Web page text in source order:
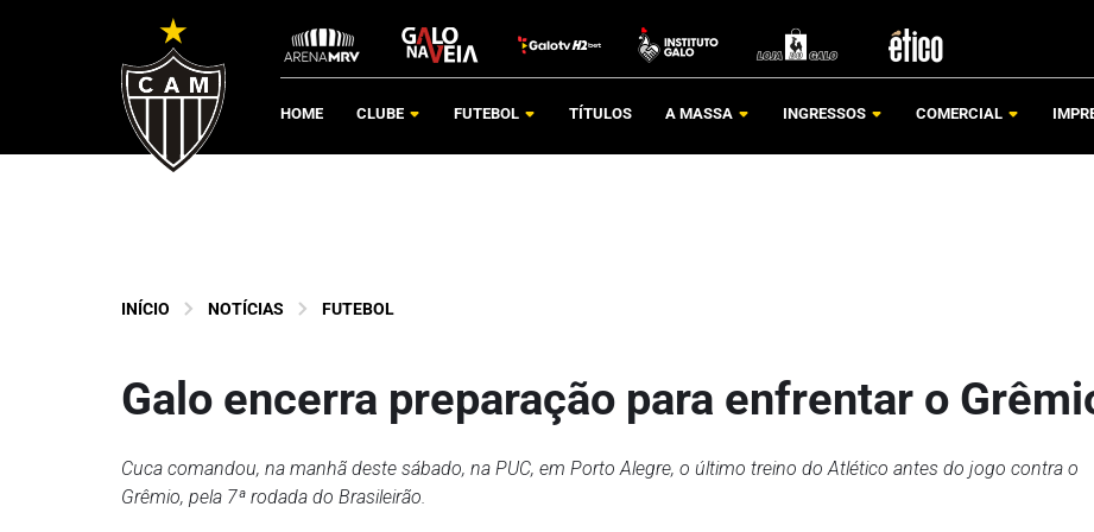
HOME CLUBE FUTEBOL TÍTULOS A MASSA INGRESSOS COMERCIAL
INÍCIO NOTÍCIAS FUTEBOL
Galo encerra preparação para enfrentar o
Cuca comandou, na manhã deste sábado, na PUC, em Porto Alegre, o último treino do Atlético antes do jogo contra o
Grêmio, pela 7ª rodada do Brasileirão.